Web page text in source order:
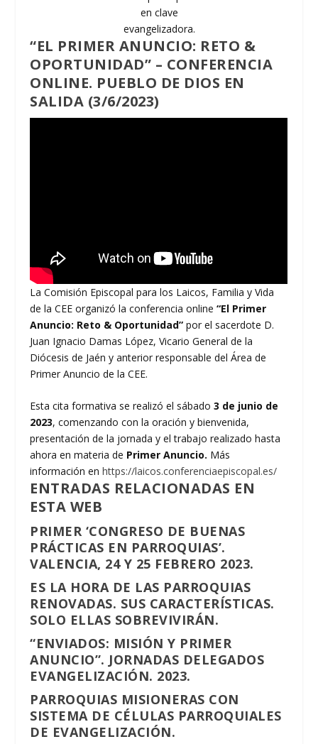
en clave
evangelizadora.
“EL PRIMER ANUNCIO: RETO &
OPORTUNIDAD” – CONFERENCIA
ONLINE. PUEBLO DE DIOS EN
SALIDA (3/6/2023)
La Comisión Episcopal para los Laicos, Familia y Vida
de la CEE organizó la conferencia online“El Primer
Anuncio: Reto & Oportunidad”por el sacerdote D.
Juan Ignacio Damas López, Vicario General de la
Diócesis de Jaén y anterior responsable del Área de
Primer Anuncio de la CEE.
Esta cita formativa se realizó el sábado3 de junio de
2023, comenzando con la oración y bienvenida,
presentación de la jornada y el trabajo realizado hasta
ahora en materia de Primer Anuncio. Más
información enhttps://laicos.conferenciaepiscopal.es/
ENTRADAS RELACIONADAS EN
ESTA WEB
PRIMER ‘CONGRESO DE BUENAS
PRÁCTICAS EN PARROQUIAS’.
VALENCIA, 24 Y 25 FEBRERO 2023.
ES LA HORA DE LAS PARROQUIAS
RENOVADAS. SUS CARACTERÍSTICAS.
SOLO ELLAS SOBREVIVIRÁN.
“ENVIADOS: MISIÓN Y PRIMER
ANUNCIO”. JORNADAS DELEGADOS
EVANGELIZACIÓN. 2023.
PARROQUIAS MISIONERAS CON
SISTEMA DE CÉLULAS PARROQUIALES
DE EVANGELIZACIÓN.